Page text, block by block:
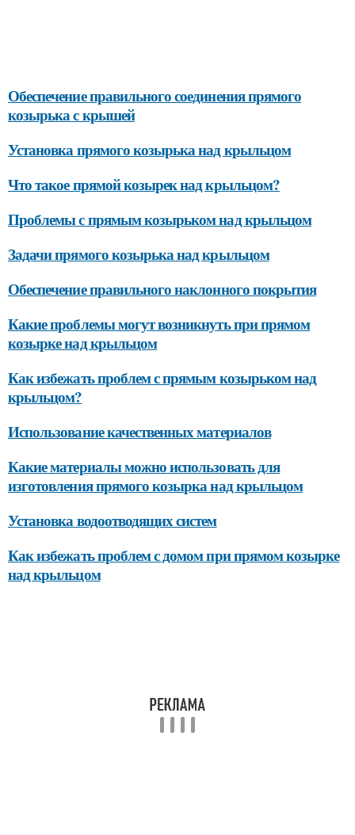
Обеспечение правильного соединения прямого
козырька с крышей
Установка прямого козырька над крыльцом
Что такое прямой козырек над крыльцом?
Проблемы с прямым козырьком над крыльцом
Задачи прямого козырька над крыльцом
Обеспечение правильного наклонного покрытия
Какие проблемы могут возникнуть при прямом
козырке над крыльцом
Как избежать проблем с прямым козырьком над
крыльцом?
Использование качественных материалов
Какие материалы можно использовать для
изготовления прямого козырка над крыльцом
Установка водоотводящих систем
Как избежать проблем с домом при прямом козырке
над крыльцом